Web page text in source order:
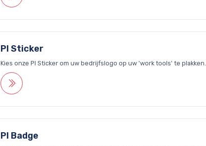
PI Sticker
Kies onze PI Sticker om uw bedrijfslogo op uw 'work tools' te plakken.
PI Badge